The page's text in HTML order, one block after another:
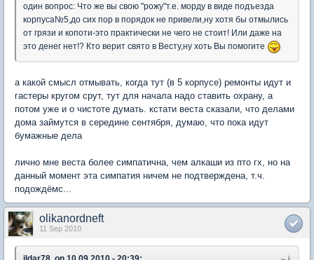
один вопрос: Что же вы свою "рожу"т.е. морду в виде подъезда
корпуса№5,до сих пор в порядок не привели,ну хотя бы отмылись
от грязи и копоти-это практически не чего не стоит! Или даже на
это денег нет!? Кто верит свято в Весту,ну хоть Вы помогите
а какой смысл отмывать, когда тут (в 5 корпусе) ремонты идут и
гастеры кругом срут, тут для начала надо ставить охрану, а
потом уже и о чистоте думать. кстати веста сказали, что делами
дома займутся в середине сентября, думаю, что пока идут
бумажные дела
лично мне веста более симпатична, чем алкаши из пто гх, но на
данный момент эта симпатия ничем не подтверждена, т.ч.
подождёмс...
olikanordneft
11 Sep 2010